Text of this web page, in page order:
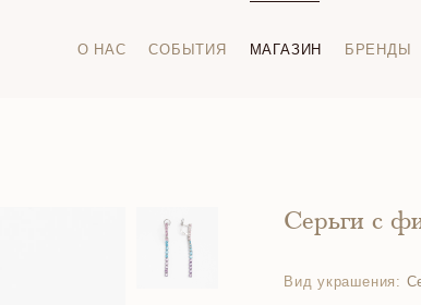
О НАС СОБЫТИЯ МАГАЗИН БРЕНДЫ
Серьги с
Вид украшения: